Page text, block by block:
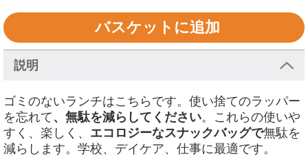
説明
ゴミのないランチはこちらです。使い捨てのラッパー
を忘れて、無駄を減らしてください。これらの使いや
すく、楽しく、 エコロジーなスナックバッグで無駄を
減らします。学校、デイケア、仕事に最適です。